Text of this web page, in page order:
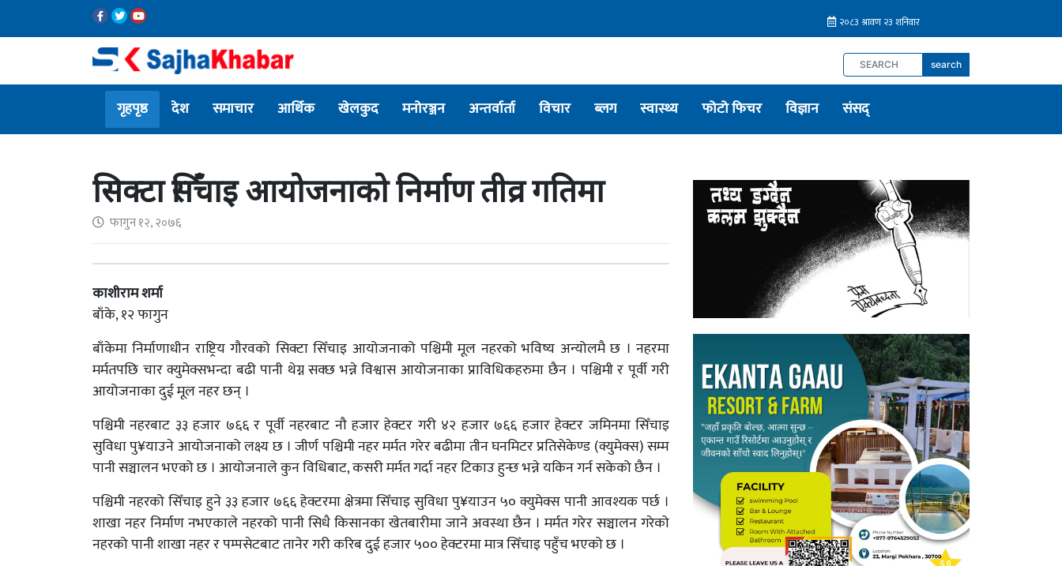
search
गृहपृष्ठ देश समाचार आर्थिक खेलकुद मनोरञ्जन अन्तर्वार्ता विचार ब्लग स्वास्थ्य फोटो फिचर विज्ञान संसद्
सिक्टा सिँचाइ आयोजनाको निर्माण तीव्र गतिमा
फागुन १२, २०७६
काशीराम शर्मा
बाँके, १२ फागुन
बाँकेमा निर्माणाधीन राष्ट्रिय गौरवको सिक्टा सिँचाइ आयोजनाको पश्चिमी मूल नहरको भविष्य अन्योलमै छ । नहरमा
मर्मतपछि चार क्युमेक्सभन्दा बढी पानी थेग्न सक्छ भन्ने विश्वास आयोजनाका प्राविधिकहरुमा छैन । पश्चिमी र पूर्वी गरी
आयोजनाका दुई मूल नहर छन् ।
पश्चिमी नहरबाट ३३ हजार ७६६ र पूर्वी नहरबाट नौ हजार हेक्टर गरी ४२ हजार ७६६ हजार हेक्टर जमिनमा सिँचाइ
सुविधा पु¥याउने आयोजनाको लक्ष्य छ । जीर्ण पश्चिमी नहर मर्मत गरेर बढीमा तीन घनमिटर प्रतिसेकेण्ड (क्युमेक्स) सम्म
पानी सञ्चालन भएको छ । आयोजनाले कुन विधिबाट, कसरी मर्मत गर्दा नहर टिकाउ हुन्छ भन्ने यकिन गर्न सकेको छैन ।
पश्चिमी नहरको सिँचाइ हुने ३३ हजार ७६६ हेक्टरमा क्षेत्रमा सिँचाइ सुविधा पु¥याउन ५० क्युमेक्स पानी आवश्यक पर्छ ।
शाखा नहर निर्माण नभएकाले नहरको पानी सिधै किसानका खेतबारीमा जाने अवस्था छैन । मर्मत गरेर सञ्चालन गरेको
नहरको पानी शाखा नहर र पम्पसेटबाट तानेर गरी करिब दुई हजार ५०० हेक्टरमा मात्र सिँचाइ पहुँच भएको छ ।